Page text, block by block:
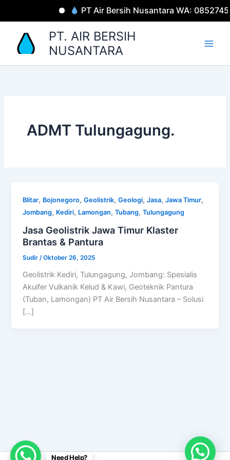
PT Air Bersih Nusantara WA:
PT. AIR BERSIH
NUSANTARA
ADMT Tulungagung.
Blitar, Bojonegoro,Geolistrik,Geologi,Jasa,Jawa Timur,
Jombang, Kediri, Lamongan,Tubang,Tulungagung
Jasa Geolistrik Jawa Timur Klaster
Brantas & Pantura
Sudir /Oktober 26, 2025
Geolistrik Kediri, Tulungagung, Jombang: Spesialis
Akuifer Vulkanik Kelud & Kawi, Geoteknik Pantura
(Tuban, Lamongan) PT Air Bersih Nusantara – Solusi
[…]
Need Help?